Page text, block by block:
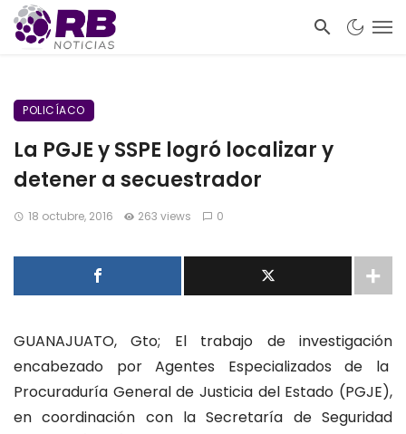
POLICÍACO
La PGJE y SSPE logró localizar y
detener a secuestrador
18 octubre, 2016 263 views 0
GUANAJUATO, Gto; El trabajo de investigación
encabezado por Agentes Especializados de la
Procuraduría General de Justicia del Estado (PGJE),
en coordinación con la Secretaría de Seguridad